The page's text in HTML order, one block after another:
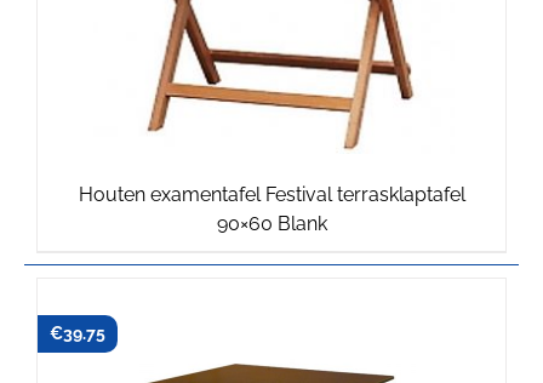
Houten examentafel Festival terrasklaptafel
90×60 Blank
€39.75